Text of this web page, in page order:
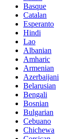
Basque
Catalan
Esperanto
Hindi
Lao
Albanian
Amharic
Armenian
Azerbaijani
Belarusian
Bengali
Bosnian
Bulgarian
Cebuano
Chichewa